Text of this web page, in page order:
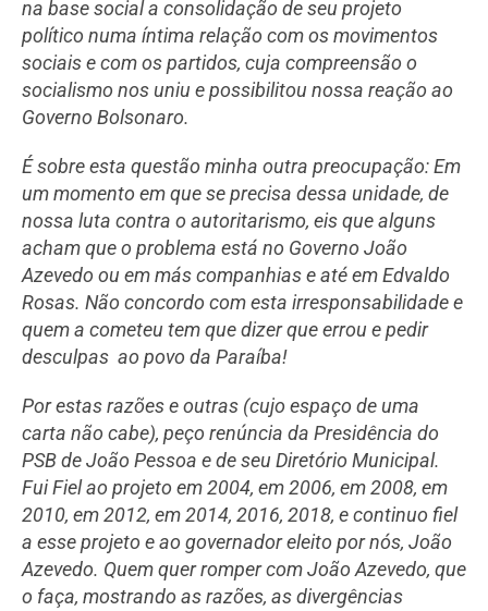
na base social a consolidação de seu projeto
político numa íntima relação com os movimentos
sociais e com os partidos, cuja compreensão o
socialismo nos uniu e possibilitou nossa reação ao
Governo Bolsonaro.
É sobre esta questão minha outra preocupação: Em
um momento em que se precisa dessa unidade, de
nossa luta contra o autoritarismo, eis que alguns
acham que o problema está no Governo João
Azevedo ou em más companhias e até em Edvaldo
Rosas. Não concordo com esta irresponsabilidade e
quem a cometeu tem que dizer que errou e pedir
desculpas ao povo da Paraíba!
Por estas razões e outras (cujo espaço de uma
carta não cabe), peço renúncia da Presidência do
PSB de João Pessoa e de seu Diretório Municipal.
Fui Fiel ao projeto em 2004, em 2006, em 2008, em
2010, em 2012, em 2014, 2016, 2018, e continuo fiel
a esse projeto e ao governador eleito por nós, João
Azevedo. Quem quer romper com João Azevedo, que
o faça, mostrando as razões, as divergências